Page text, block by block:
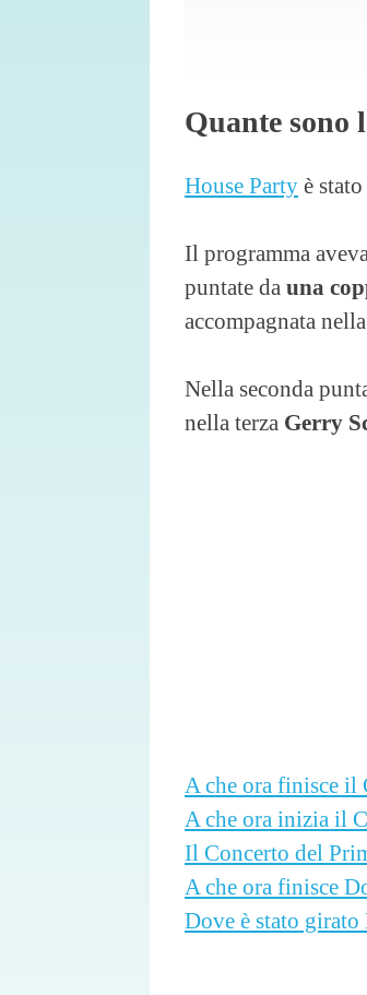
Quante sono
House Party è
Il programma
puntate da una
accompagnata
Nella seconda
nella terza Gerry
A che ora finisce il
A che ora inizia il
Il Concerto del
A che ora finisce
Dove è stato